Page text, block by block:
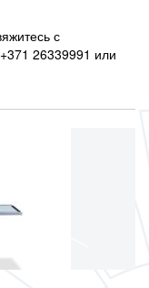
с
26339991 или